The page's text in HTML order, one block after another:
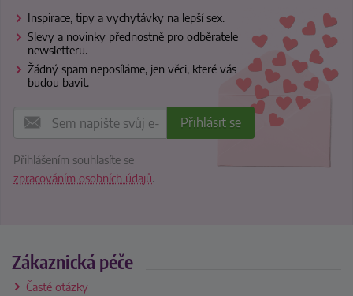
Inspirace, tipy a vychytávky na lepší sex.
Slevy a novinky přednostně pro odběratele
newsletteru.
Žádný spam neposíláme, jen věci, které vás
budou bavit.
Přihlášením souhlasíte se
zpracováním osobních údajů.
Zákaznická péče
Časté otázky